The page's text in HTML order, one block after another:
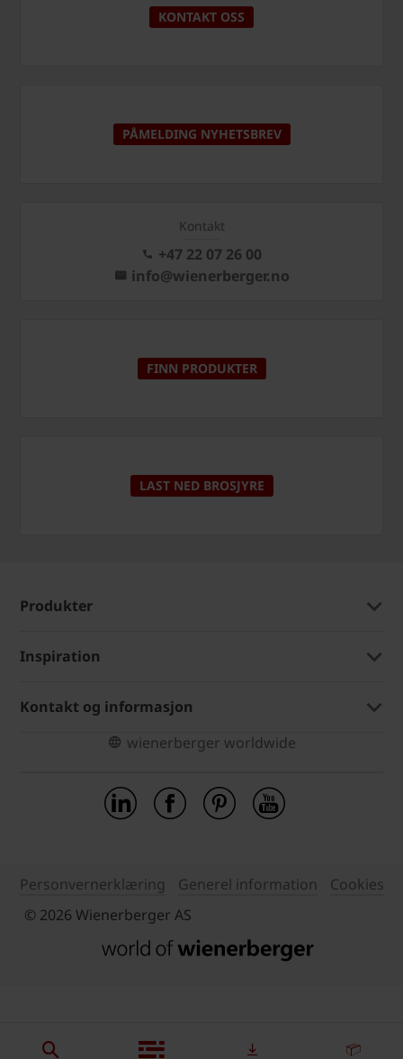
KONTAKT OSS
PÅMELDING NYHETSBREV
Kontakt
+47 22 07 26 00
info@wienerberger.no
FINN PRODUKTER
LAST NED BROSJYRE
Produkter
Inspiration
Kontakt og informasjon
wienerberger worldwide
Personvernerklæring Generel information
Cookies
© 2026 Wienerberger AS